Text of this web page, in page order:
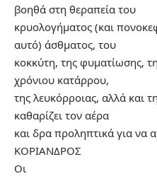
βοηθά στη θεραπεία του
κρυολογήματος (και
αυτό) άσθματος, του
κοκκύτη, της φυματίωσης,
χρόνιου κατάρρου,
της λευκόρροιας, αλλά και
καθαρίζει τον αέρα
και δρα προληπτικά για να
ΚΟΡΙΑΝΔΡΟΣ
Οι